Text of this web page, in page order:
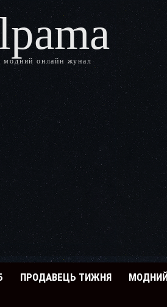
модний онлайн жунал
ПРОДАВЕЦЬ ТИЖНЯ